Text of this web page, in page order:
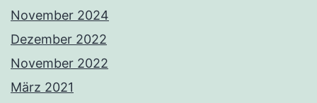
November 2024
Dezember 2022
November 2022
März 2021